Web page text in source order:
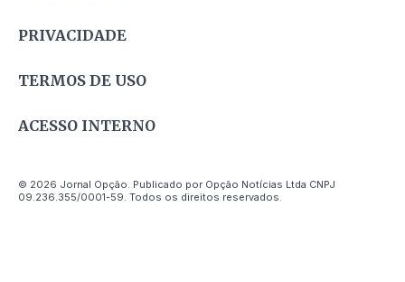
PRIVACIDADE
TERMOS DE USO
ACESSO INTERNO
© 2026 Jornal Opção. Publicado por Opção Notícias Ltda CNPJ
09.236.355/0001-59. Todos os direitos reservados.